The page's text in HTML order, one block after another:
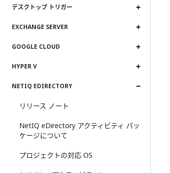
デスクトップ トリガー
EXCHANGE SERVER
GOOGLE CLOUD
HYPER V
NETIQ EDIRECTORY
リリース ノート
NetIQ eDirectory アクティビティ パッ
ケージについて
プロジェクトの対応 OS